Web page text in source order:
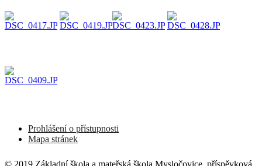
Prohlášení o přístupnosti
Mapa stránek